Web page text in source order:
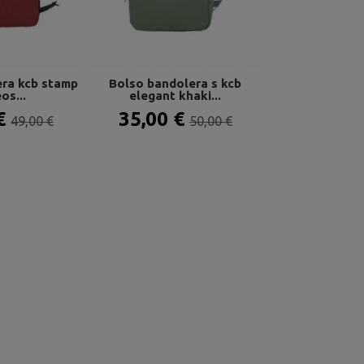
kcb stamp
49,00 €
Bolso bandolera s kcb
elegant khaki...
35,00 € 50,00 €